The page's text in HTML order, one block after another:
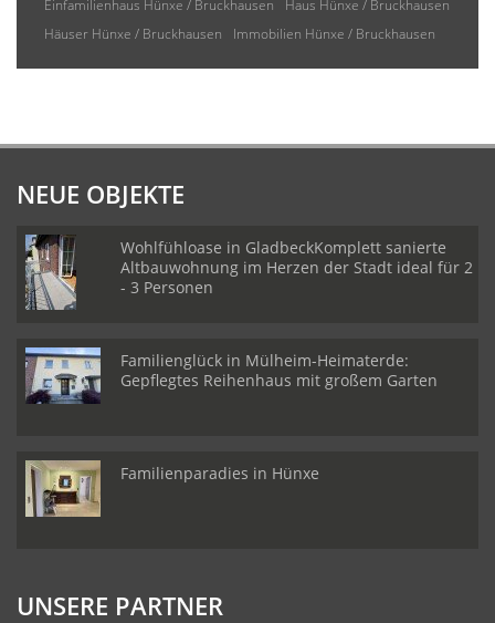
Einfamilienhaus Hünxe / Bruckhausen
Haus Hünxe / Bruckhausen
Häuser Hünxe / Bruckhausen
Immobilien Hünxe / Bruckhausen
NEUE OBJEKTE
Wohlfühloase in GladbeckKomplett sanierte
Altbauwohnung im Herzen der Stadt ideal für 2
- 3 Personen
Familienglück in Mülheim-Heimaterde:
Gepflegtes Reihenhaus mit großem Garten
Familienparadies in Hünxe
UNSERE PARTNER